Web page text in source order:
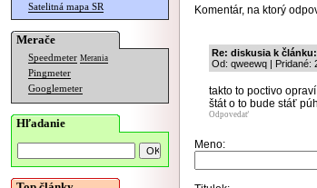
Satelitná mapa SR
Merače
Speedmeter Merania
Pingmeter
Googlemeter
Hľadanie
Komentár, na ktorý
Re: diskusia k
Od: qweewq | Pridané:
takto to poctivo
štát o to bude stáť
Odpovedať
Meno: